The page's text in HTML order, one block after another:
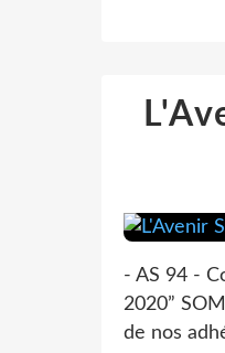
- AS 94 -
2020”
de nos